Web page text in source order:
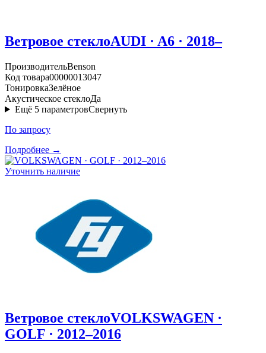
Ветровое стеклоAUDI · A6 · 2018–
ПроизводительBenson
Код товара00000013047
ТонировкаЗелёное
Акустическое стеклоДа
Ещё 5 параметровСвернуть
По запросу
Подробнее →
Уточнить наличие
Ветровое стеклоVOLKSWAGEN ·
GOLF · 2012–2016